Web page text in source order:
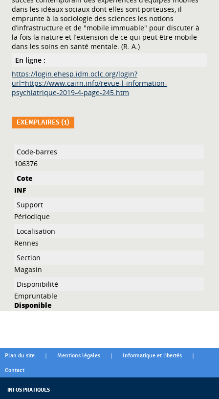
dans les idéaux sociaux dont elles sont porteuses, il
emprunte à la sociologie des sciences les notions
d’infrastructure et de "mobile immuable" pour discuter à
la fois la nature et l’extension de ce qui peut être mobile
dans les soins en santé mentale. (R. A.)
En ligne :
https://login.ehesp.idm.oclc.org/login?
url=https://www.cairn.info/revue-l-information-
psychiatrique-2019-4-page-245.htm
EXEMPLAIRES (1)
Liste des exemplaires
106376
INF
Périodique
Rennes
Magasin
Empruntable
Disponible
Plan du site | Mentions légales | Informatique et libertés |
Contact
INFOS PRATIQUES